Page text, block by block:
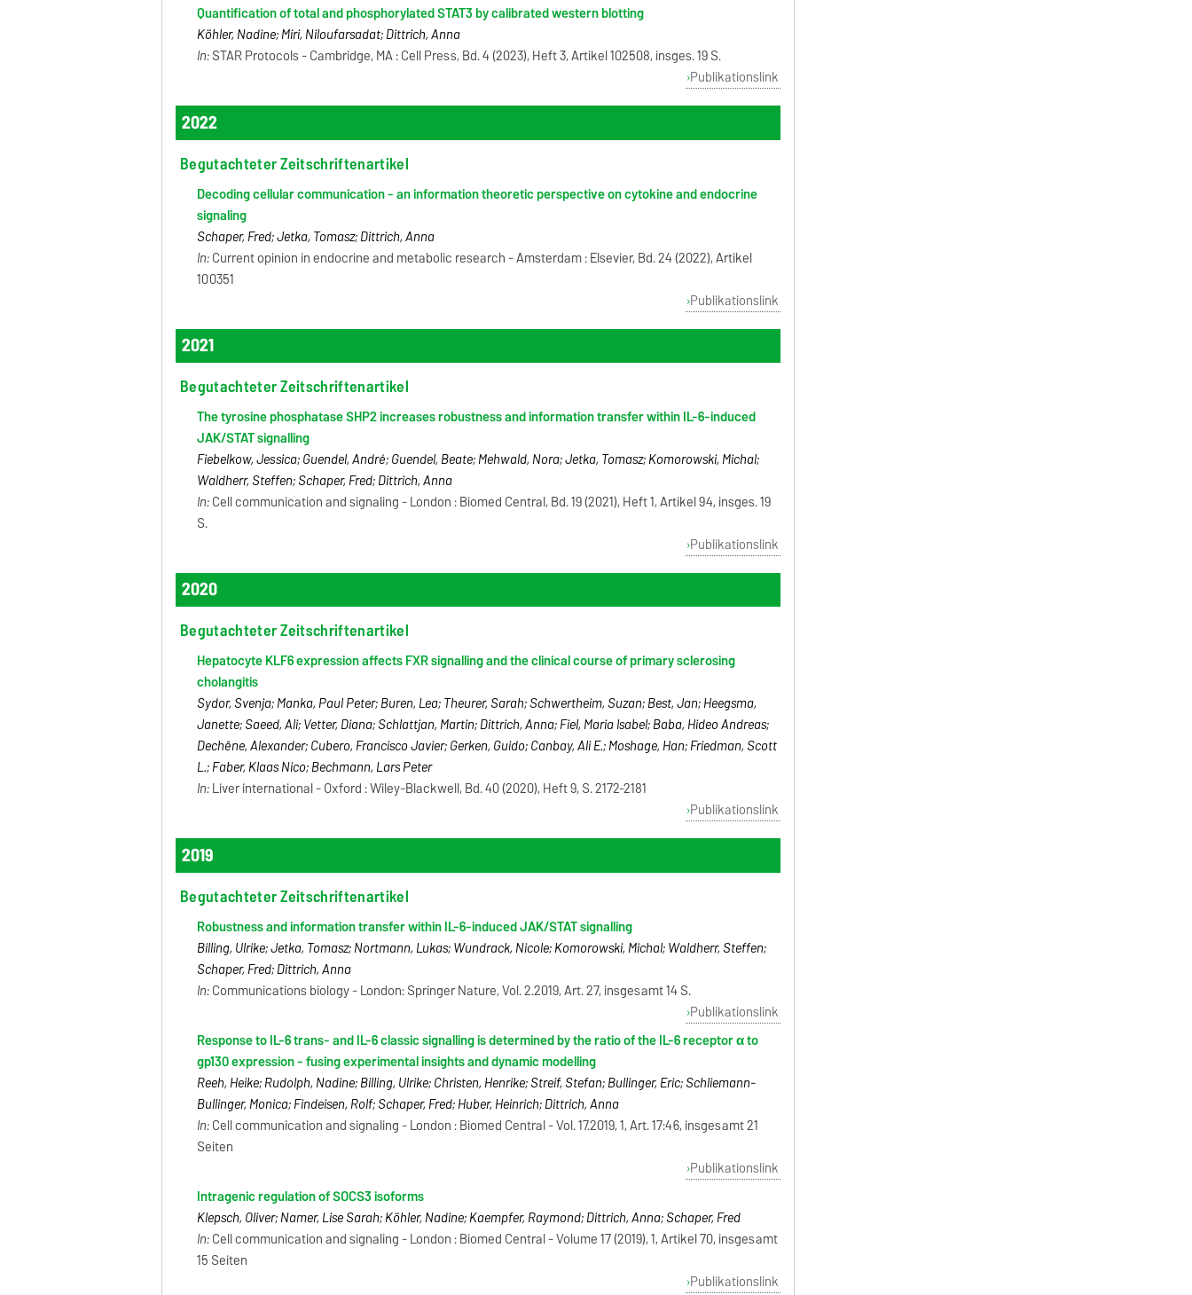
Quantification of total and phosphorylated STAT3 by calibrated western blotting
Köhler, Nadine; Miri, Niloufarsadat; Dittrich, Anna
In:STAR Protocols - Cambridge, MA : Cell Press, Bd. 4 (2023), Heft 3, Artikel 102508, insges. 19 S.
Publikationslink
2022
Begutachteter Zeitschriftenartikel
Decoding cellular communication - an information theoretic perspective on cytokine and endocrine
signaling
Schaper, Fred; Jetka, Tomasz; Dittrich, Anna
In:Current opinion in endocrine and metabolic research - Amsterdam : Elsevier, Bd. 24 (2022), Artikel
100351
Publikationslink
2021
Begutachteter Zeitschriftenartikel
The tyrosine phosphatase SHP2 increases robustness and information transfer within IL-6-induced
JAK/STAT signalling
Fiebelkow, Jessica; Guendel, André; Guendel, Beate; Mehwald, Nora; Jetka, Tomasz; Komorowski, Michal;
Waldherr, Steffen; Schaper, Fred; Dittrich, Anna
In:Cell communication and signaling - London : Biomed Central, Bd. 19 (2021), Heft 1, Artikel 94, insges. 19
S.
Publikationslink
2020
Begutachteter Zeitschriftenartikel
Hepatocyte KLF6 expression affects FXR signalling and the clinical course of primary sclerosing
cholangitis
Sydor, Svenja; Manka, Paul Peter; Buren, Lea; Theurer, Sarah; Schwertheim, Suzan; Best, Jan; Heegsma,
Janette; Saeed, Ali; Vetter, Diana; Schlattjan, Martin; Dittrich, Anna; Fiel, Maria Isabel; Baba, Hideo Andreas;
Dechêne, Alexander; Cubero, Francisco Javier; Gerken, Guido; Canbay, Ali E.; Moshage, Han; Friedman, Scott
L.; Faber, Klaas Nico; Bechmann, Lars Peter
In:Liver international - Oxford : Wiley-Blackwell, Bd. 40 (2020), Heft 9, S. 2172-2181
Publikationslink
2019
Begutachteter Zeitschriftenartikel
Robustness and information transfer within IL-6-induced JAK/STAT signalling
Billing, Ulrike; Jetka, Tomasz; Nortmann, Lukas; Wundrack, Nicole; Komorowski, Michal; Waldherr, Steffen;
Schaper, Fred; Dittrich, Anna
In:Communications biology - London: Springer Nature, Vol. 2.2019, Art. 27, insgesamt 14 S.
Publikationslink
Response to IL-6 trans- and IL-6 classic signalling is determined by the ratio of the IL-6 receptor α to
gp130 expression - fusing experimental insights and dynamic modelling
Reeh, Heike; Rudolph, Nadine; Billing, Ulrike; Christen, Henrike; Streif, Stefan; Bullinger, Eric; Schliemann-
Bullinger, Monica; Findeisen, Rolf; Schaper, Fred; Huber, Heinrich; Dittrich, Anna
In:Cell communication and signaling - London : Biomed Central - Vol. 17.2019, 1, Art. 17:46, insgesamt 21
Seiten
Publikationslink
Intragenic regulation of SOCS3 isoforms
Klepsch, Oliver; Namer, Lise Sarah; Köhler, Nadine; Kaempfer, Raymond; Dittrich, Anna; Schaper, Fred
In:Cell communication and signaling - London : Biomed Central - Volume 17 (2019), 1, Artikel 70, insgesamt
15 Seiten
Publikationslink